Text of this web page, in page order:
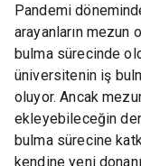
Pandemi
arayanların mezun
bulma sürecinde
üniversitenin iş
oluyor. Ancak
ekleyebileceğin
bulma sürecine
kendine yeni